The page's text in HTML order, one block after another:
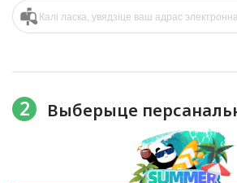
2 Выберыце